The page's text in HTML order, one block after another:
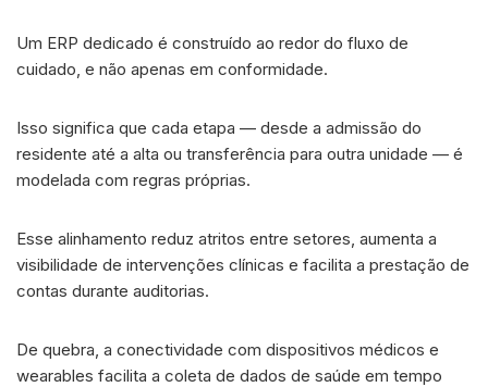
Um ERP dedicado é construído ao redor do fluxo de
cuidado, e não apenas em conformidade.
Isso significa que cada etapa — desde a admissão do
residente até a alta ou transferência para outra unidade — é
modelada com regras próprias.
Esse alinhamento reduz atritos entre setores, aumenta a
visibilidade de intervenções clínicas e facilita a prestação de
contas durante auditorias.
De quebra, a conectividade com dispositivos médicos e
wearables facilita a coleta de dados de saúde em tempo